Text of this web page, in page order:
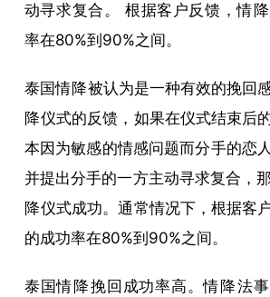
动寻求复合。 根据客户反馈，情降
率在80%到90%之间。
泰国情降被认为是一种有效的挽回
降仪式的反馈，如果在仪式结束后
本因为敏感的情感问题而分手的恋
并提出分手的一方主动寻求复合，
降仪式成功。通常情况下，根据客
的成功率在80%到90%之间。
泰国情降挽回成功率高。情降法